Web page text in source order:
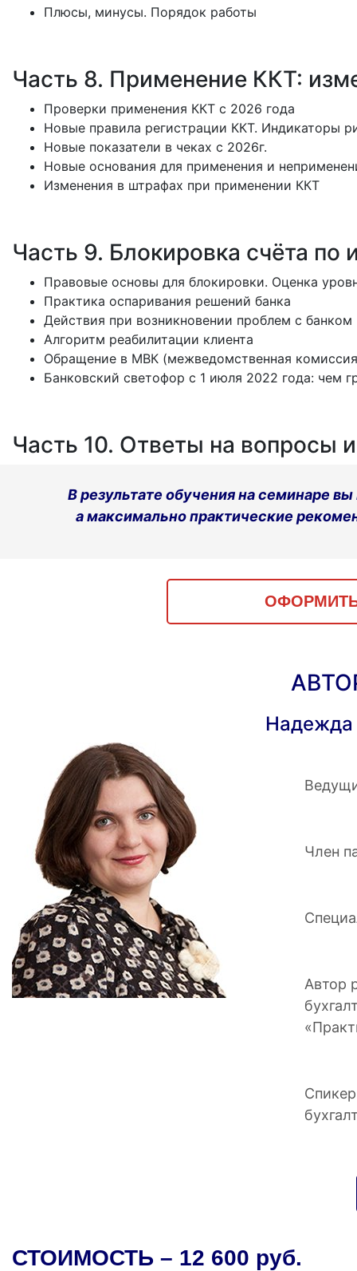
Плюсы, минусы. Порядок работы
Часть 8. Применение ККТ:
Проверки применения ККТ с 2026 года
Новые правила регистрации ККТ. Индикаторы
Новые показатели в чеках с 2026г.
Новые основания для применения и
Изменения в штрафах при применении ККТ
Часть 9. Блокировка счёта по
Правовые основы для блокировки. Оценка
Практика оспаривания решений банка
Действия при возникновении проблем с банком
Алгоритм реабилитации клиента
Обращение в МВК (межведомственная
Банковский светофор с 1 июля 2022 года: чем
Часть 10. Ответы на вопросы
В результате обучения на семинаре
а максимально практические
Надежда
Член
Автор
СТОИМОСТЬ – 12 600 руб.